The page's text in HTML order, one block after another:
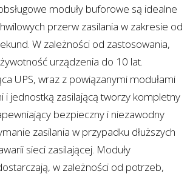
moduły buforowe są idealne
przerw zasilania w zakresie od
W zależności od zastosowania,
urządzenia do 10 lat.
UPS, wraz z powiązanymi modułami
i jednostką zasilającą tworzy kompletny
bezpieczny i niezawodny
zasilania w przypadku dłuższych
sieci zasilającej. Moduły
w zależności od potrzeb,